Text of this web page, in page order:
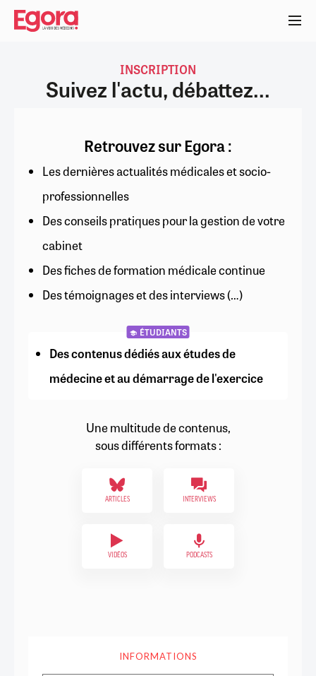
Aller
contenu
INSCRIPTION
Suivez l'actu, débattez...
Retrouvez sur Egora :
Les dernières actualités médicales et socio-
professionnelles
Des conseils pratiques pour la gestion de votre
cabinet
Des fiches de formation médicale continue
Des témoignages et des interviews (…)
ÉTUDIANTS
Des contenus dédiés aux études de
médecine et au démarrage de l'exercice
Une multitude de contenus,
sous différents formats :
ARTICLES INTERVIEWS
VIDÉOS PODCASTS